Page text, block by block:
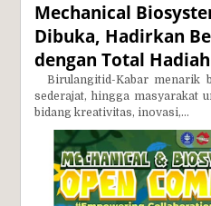
Mechanical
Dibuka, Hadirkan
dengan Total
Birulangitid-Kabar menarik
sederajat, hingga masyarakat
bidang kreativitas, inovasi,...